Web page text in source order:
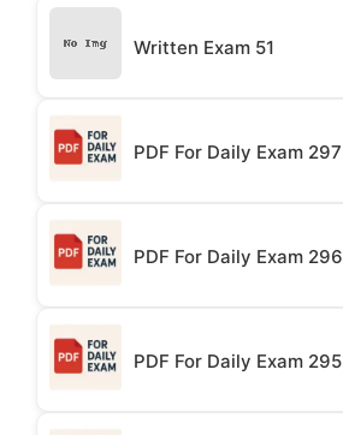
Written Exam 51
PDF For Daily Exam 297
PDF For Daily Exam 296
PDF For Daily Exam 295